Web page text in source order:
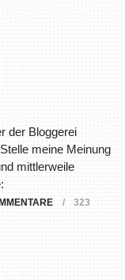
der Bloggerei
meine Meinung
mittlerweile
323